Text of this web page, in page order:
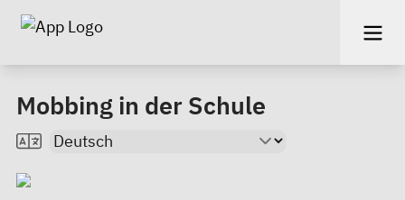
Mobbing in der Schule